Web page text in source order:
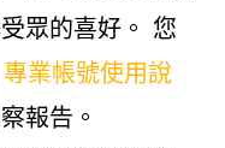
眾的喜好。 您
業帳號使用說
報告。